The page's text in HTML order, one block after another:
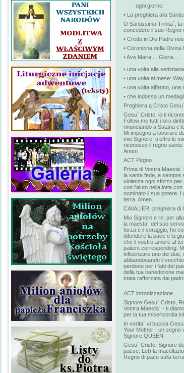
ogni giorno:
• La preghiera alla
O Santissima Trinita`,
concedere il suo Regno
• Credo in Dio Padre
• Coroncina della Divina
• Ave Maria ... Gloria ...
• una volta alla
• una volta al mese:
• una volta all'anno,
• che indossa un
Preghiera a Cristo
Gesu` Cristo, io ti
Follow me tutti i loro
rinunciando a Satana e
Mi impegno a lavorare
mio Signore, ti offro le
riconosce il regno
Amen
ACT Pegno
Prima di Vostra
la santa fede, e sempre
violenza ogni sforzo
con l'aiuto nella lotta
nominato il suo potere. I
terra. Amen.
CAVALIERI preghiera di
Mio Signore e re, per
la maesta` del suo
forza e il coraggio, ho
difendere la pace e la
che il vostro amore al
patient corresponding.
influenzare uno dei
abbandonando il
perdono per i fatti del
della tua benedizione
stata rafforzata dai
ACT intronizzazione
Signore Gesu` Cristo,
Vostra Maesta` - ti
per la tua misericordia
In verita` vi buccia
Your Mother - un segno
Signore QUEEN.
Gesu` Cristo, Signore
paese. Let) la
Regno di pace sulla